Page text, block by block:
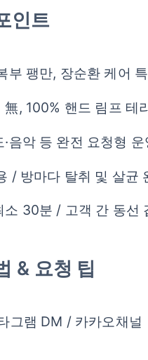
인트
부 팽만, 장순환 케어
無, 100% 핸드 림프 테
·음악 등 완전 요청형 운
/ 방마다 탈취 및 살균
소 30분 / 고객 간 동선
& 요청 팁
그램 DM / 카카오채널